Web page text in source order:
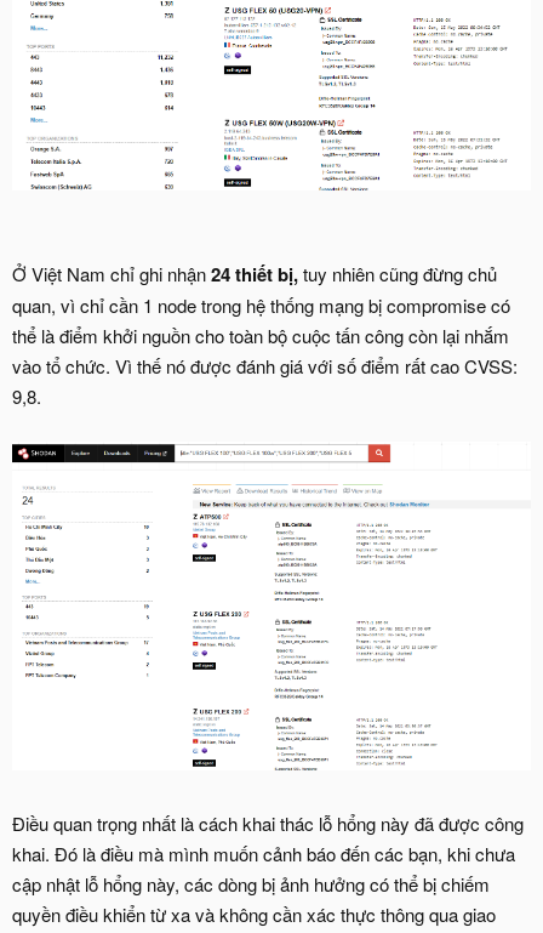
Ở Việt Nam chỉ ghi nhận24 thiết bị,tuy nhiên cũng đừng chủ
quan, vì chỉ cần 1 node trong hệ thống mạng bị compromise có
thể là điểm khởi nguồn cho toàn bộ cuộc tấn công còn lại nhắm
vào tổ chức. Vì thế nó được đánh giá với số điểm rất cao CVSS:
9,8.
Điều quan trọng nhất là cách khai thác lỗ hổng này đã được công
khai. Đó là điều mà mình muốn cảnh báo đến các bạn, khi chưa
cập nhật lỗ hổng này, các dòng bị ảnh hưởng có thể bị chiếm
quyền điều khiển từ xa và không cần xác thực thông qua giao